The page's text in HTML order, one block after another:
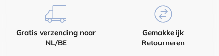
Gratis verzending naar
NL/BE
Gemakkelijk
Retourneren